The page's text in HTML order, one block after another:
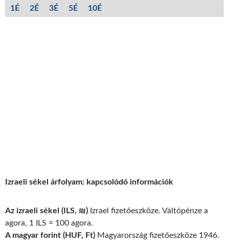
1É 2É 3É 5É 10É
Izraeli sékel árfolyam: kapcsolódó információk
Az izraeli sékel (ILS, ₪) Izrael fizetőeszköze. Váltópénze a
agora, 1 ILS = 100 agora.
A magyar forint (HUF, Ft) Magyarország fizetőeszköze 1946.